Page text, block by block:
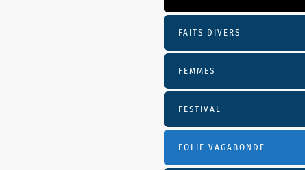
FAITS DIVERS
FEMMES
FESTIVAL
FOLIE VAGABONDE